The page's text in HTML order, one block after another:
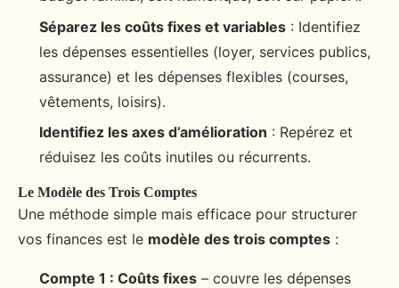
Séparez les coûts fixes et variables : Identifiez
les dépenses essentielles (loyer, services publics,
assurance) et les dépenses flexibles (courses,
vêtements, loisirs).
Identifiez les axes d’amélioration : Repérez et
réduisez les coûts inutiles ou récurrents.
Le Modèle des Trois Comptes
Une méthode simple mais efficace pour structurer
vos finances est le modèle des trois comptes :
Compte 1 : Coûts fixes – couvre les dépenses